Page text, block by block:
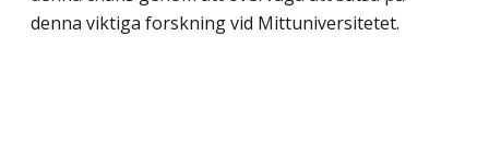
denna viktiga forskning vid Mittuniversitetet.